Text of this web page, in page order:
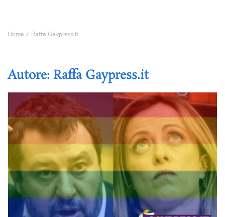
Home Raffa Gaypress.it
Autore: Raffa Gaypress.it